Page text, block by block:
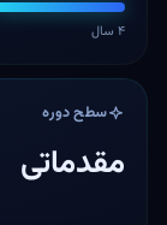
۴ سال
سطح دوره
مقدماتی